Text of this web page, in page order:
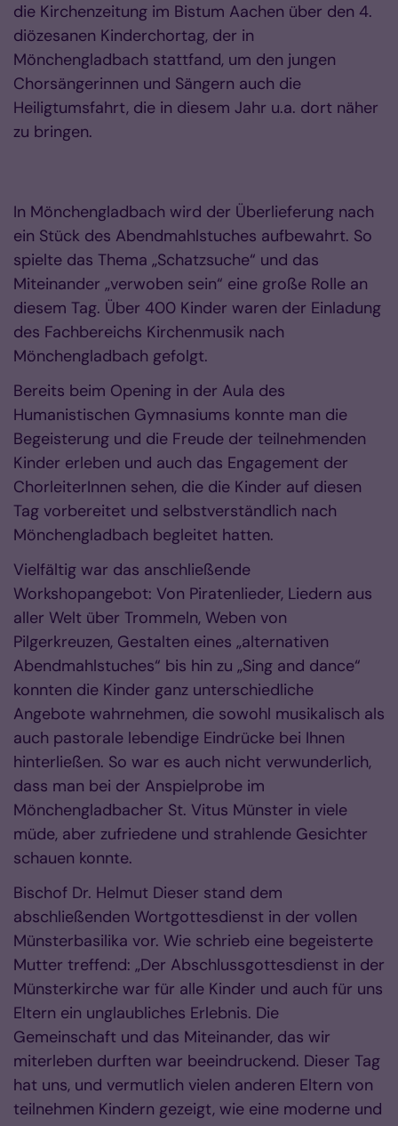
die Kirchenzeitung im Bistum Aachen über den 4.
diözesanen Kinderchortag, der in
Mönchengladbach stattfand, um den jungen
Chorsängerinnen und Sängern auch die
Heiligtumsfahrt, die in diesem Jahr u.a. dort näher
zu bringen.
In Mönchengladbach wird der Überlieferung nach
ein Stück des Abendmahlstuches aufbewahrt. So
spielte das Thema „Schatzsuche“ und das
Miteinander „verwoben sein“ eine große Rolle an
diesem Tag. Über 400 Kinder waren der Einladung
des Fachbereichs Kirchenmusik nach
Mönchengladbach gefolgt.
Bereits beim Opening in der Aula des
Humanistischen Gymnasiums konnte man die
Begeisterung und die Freude der teilnehmenden
Kinder erleben und auch das Engagement der
ChorleiterInnen sehen, die die Kinder auf diesen
Tag vorbereitet und selbstverständlich nach
Mönchengladbach begleitet hatten.
Vielfältig war das anschließende
Workshopangebot: Von Piratenlieder, Liedern aus
aller Welt über Trommeln, Weben von
Pilgerkreuzen, Gestalten eines „alternativen
Abendmahlstuches“ bis hin zu „Sing and dance“
konnten die Kinder ganz unterschiedliche
Angebote wahrnehmen, die sowohl musikalisch als
auch pastorale lebendige Eindrücke bei Ihnen
hinterließen. So war es auch nicht verwunderlich,
dass man bei der Anspielprobe im
Mönchengladbacher St. Vitus Münster in viele
müde, aber zufriedene und strahlende Gesichter
schauen konnte.
Bischof Dr. Helmut Dieser stand dem
abschließenden Wortgottesdienst in der vollen
Münsterbasilika vor. Wie schrieb eine begeisterte
Mutter treffend: „Der Abschlussgottesdienst in der
Münsterkirche war für alle Kinder und auch für uns
Eltern ein unglaubliches Erlebnis. Die
Gemeinschaft und das Miteinander, das wir
miterleben durften war beeindruckend. Dieser Tag
hat uns, und vermutlich vielen anderen Eltern von
teilnehmen Kindern gezeigt, wie eine moderne und